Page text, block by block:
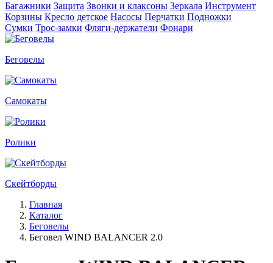
Багажники Защита Звонки и клаксоны Зеркала Инструмент
Корзины Кресло детское Насосы Перчатки Подножки
Сумки Трос-замки Фляги-держатели Фонари
Беговелы
Самокаты
Ролики
Скейтборды
Главная
Каталог
Беговелы
Беговел WIND BALANCER 2.0